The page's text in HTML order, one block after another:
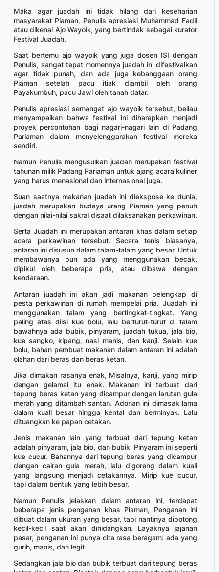
Maka agar juadah ini tidak hilang dari keseharian
masyarakat Piaman, Penulis apresiasi Muhammad Fadli
atau dikenal Ajo Wayoik, yang bertindak sebagai kurator
Festival Juadah.
Saat bertemu ajo wayoik yang juga dosen ISI dengan
Penulis, sangat tepat momennya juadah ini difestivalkan
agar tidak punah, dan ada juga kebanggaan orang
Piaman setelah pacu itiak diambil oleh orang
Payakumbuh, pacu Jawi oleh tanah datar.
Penulis apresiasi semangat ajo wayoik tersebut, beliau
menyampaikan bahwa festival ini diharapkan menjadi
proyek percontohan bagi nagari-nagari lain di Padang
Pariaman dalam menyelenggarakan festival mereka
sendiri.
Namun Penulis mengusulkan juadah merupakan festival
tahunan milik Padang Pariaman untuk ajang acara kuliner
yang harus menasional dan internasional juga.
Suan saatnya makanan juadah ini diekspose ke dunia,
juadah merupakan budaya urang Piaman yang penuh
dengan nilai-nilai sakral disaat dilaksanakan perkawinan.
Serta Juadah ini merupakan antaran khas dalam setiap
acara perkawinan tersebut. Secara tenis biasanya,
antaran ini disusun dalam talam-talam yang besar. Untuk
membawanya pun ada yang menggunakan becak,
dipikul oleh beberapa pria, atau dibawa dengan
kendaraan.
Antaran juadah ini akan jadi makanan pelengkap di
pesta perkawinan di rumah mempelai pria. Juadah ini
menggunakan talam yang bertingkat-tingkat. Yang
paling atas diisi kue bolu, lalu berturut-turut di talam
bawahnya ada bubik, pinyaram, juadah tukua, jala bio,
kue sangko, kipang, nasi manis, dan kanji. Selain kue
bolu, bahan pembuat makanan dalam antaran ini adalah
olahan dari beras dan beras ketan.
Jika dimakan rasanya enak, Misalnya, kanji, yang mirip
dengan gelamai itu enak. Makanan ini terbuat dari
tepung beras ketan yang dicampur dengan larutan gula
merah yang ditambah santan. Adonan ini dimasak lama
dalam kuali besar hingga kental dan berminyak. Lalu
dituangkan ke papan cetakan.
Jenis makanan lain yang terbuat dari tepung ketan
adalah pinyaram, jala bio, dan bubik. Pinyaram ini seperti
kue cucur. Bahannya dari tepung beras yang dicampur
dengan cairan gula merah, lalu digoreng dalam kuali
yang langsung menjadi cetakannya. Mirip kue cucur,
tapi dalam bentuk yang lebih besar.
Namun Penulis jelaskan dalam antaran ini, terdapat
beberapa jenis penganan khas Piaman, Penganan ini
dibuat dalam ukuran yang besar, tapi nantinya dipotong
kecil-kecil saat akan dihidangkan. Layaknya jajanan
pasar, penganan ini punya cita rasa beragam: ada yang
gurih, manis, dan legit.
Sedangkan jala bio dan bubik terbuat dari tepung beras